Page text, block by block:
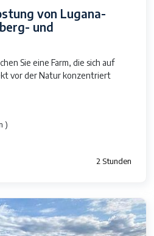
von Lugana-
und
Sie eine Farm, die sich auf
vor der Natur konzentriert
)
2 Stunden